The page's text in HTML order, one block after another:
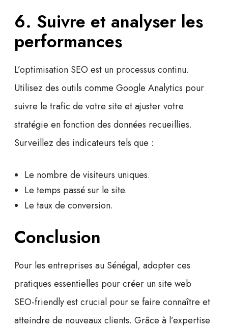
6. Suivre et analyser les
performances
L’optimisation SEO est un processus continu.
Utilisez des outils comme Google Analytics pour
suivre le trafic de votre site et ajuster votre
stratégie en fonction des données recueillies.
Surveillez des indicateurs tels que :
Le nombre de visiteurs uniques.
Le temps passé sur le site.
Le taux de conversion.
Conclusion
Pour les entreprises au Sénégal, adopter ces
pratiques essentielles pour créer un site web
SEO-friendly est crucial pour se faire connaître et
atteindre de nouveaux clients. Grâce à l’expertise